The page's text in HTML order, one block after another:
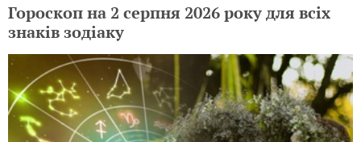
Гороскоп на 2 серпня 2026 року для всіх
знаків зодіаку